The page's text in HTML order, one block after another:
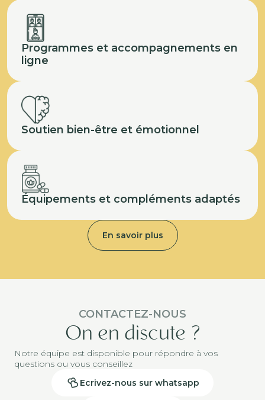
Programmes et accompagnements en
ligne
Soutien bien-être et émotionnel
Équipements et compléments adaptés
En savoir plus
CONTACTEZ-NOUS
On en discute ?
Notre équipe est disponible pour répondre à vos
questions ou vous conseillez
Ecrivez-nous sur whatsapp